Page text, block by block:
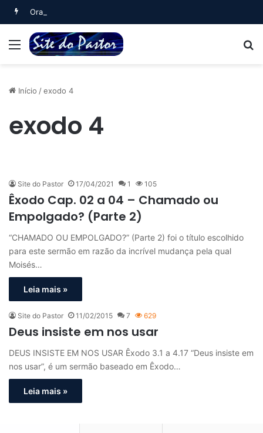
Oração Noturna (Salmo 4)
Menu
Início /exodo 4
exodo 4
Site do Pastor 17/04/2021 1 105
Êxodo Cap. 02 a 04 – Chamado ou
Empolgado? (Parte 2)
“CHAMADO OU EMPOLGADO?” (Parte 2) foi o título escolhido
para este sermão em razão da incrível mudança pela qual
Moisés…
Leia mais »
Site do Pastor 11/02/2015 7 629
Deus insiste em nos usar
DEUS INSISTE EM NOS USAR Êxodo 3.1 a 4.17 “Deus insiste em
nos usar”, é um sermão baseado em Êxodo…
Leia mais »